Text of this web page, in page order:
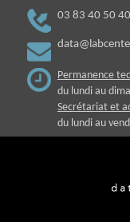
03 83 40 50 40
Permanence
du lundi au
Secrétariat et
du lundi au